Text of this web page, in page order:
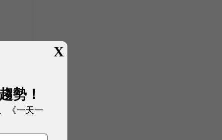
X
勢！
《一天一